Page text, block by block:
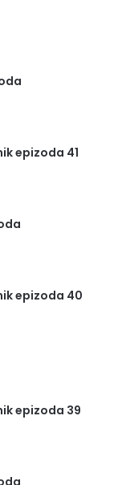
epizoda 41
epizoda 40
epizoda 39